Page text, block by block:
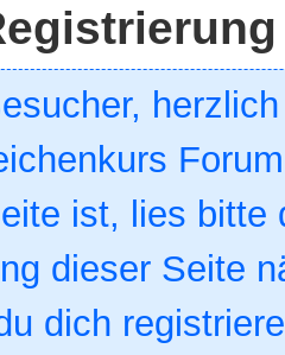
ist, lies bitte
dieser Seite
dich